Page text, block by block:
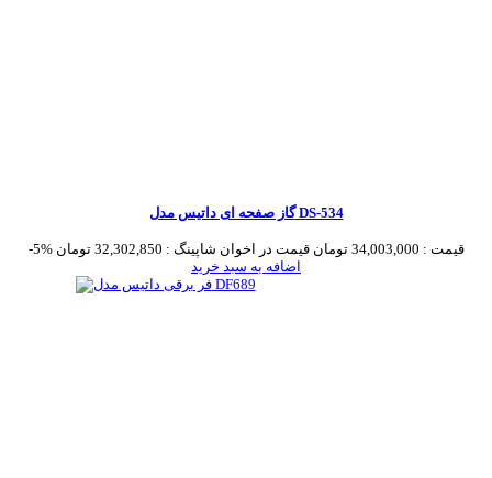
گاز صفحه ای داتیس مدل DS-534
-5% قیمت : 34,003,000 تومان قیمت در اخوان شاپینگ : 32,302,850 تومان
اضافه به سبد خرید